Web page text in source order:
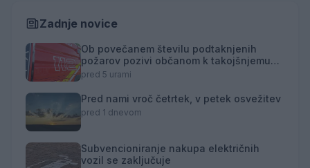
Zadnje novice
Ob povečanem številu podtaknjenih
požarov pozivi občanom k takojšnjemu
obveščanju policije
pred 5 urami
Pred nami vroč četrtek, v petek osvežitev
pred 1 dnevom
Subvencioniranje nakupa električnih
vozil se zaključuje